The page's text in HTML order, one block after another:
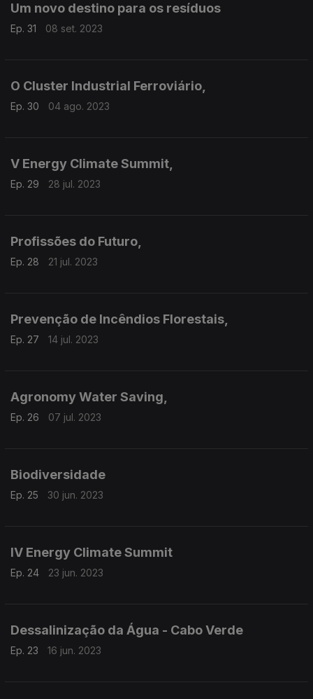
Um novo destino para os resíduos
Ep. 31 08 set. 2023
O Cluster Industrial Ferroviário,
Ep. 30 04 ago. 2023
V Energy Climate Summit,
Ep. 29 28 jul. 2023
Profissões do Futuro,
Ep. 28 21 jul. 2023
Prevenção de Incêndios Florestais,
Ep. 27 14 jul. 2023
Agronomy Water Saving,
Ep. 26 07 jul. 2023
Biodiversidade
Ep. 25 30 jun. 2023
IV Energy Climate Summit
Ep. 24 23 jun. 2023
Dessalinização da Água - Cabo Verde
Ep. 23 16 jun. 2023